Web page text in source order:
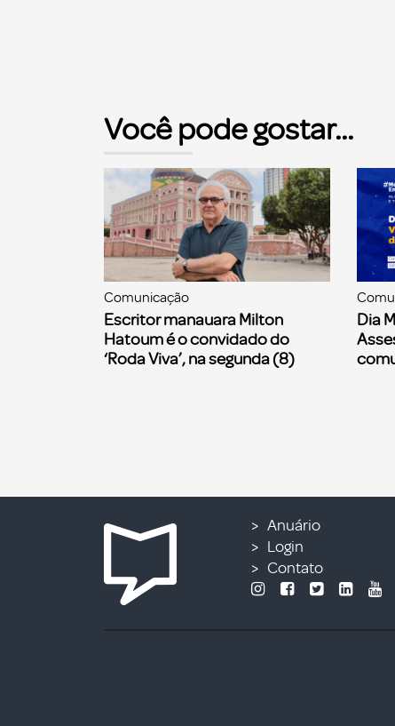
Você pode gostar...
Comunicação
Escritor manauara Milton
Hatoum é o convidado do
‘Roda Viva’, na segunda (8)
Dia
Anuário
Login
Contato